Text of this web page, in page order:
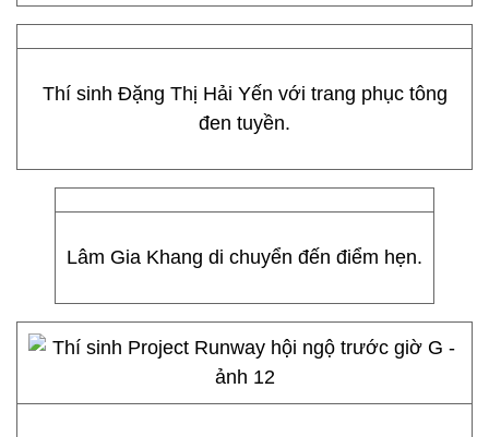
Thí sinh Đặng Thị Hải Yến với trang phục tông
đen tuyền.
Lâm Gia Khang di chuyển đến điểm hẹn.